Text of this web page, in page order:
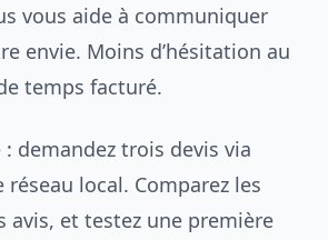
vous aide à communiquer
envie. Moins d’hésitation au
temps facturé.
demandez trois devis via
réseau local. Comparez les
avis, et testez une première